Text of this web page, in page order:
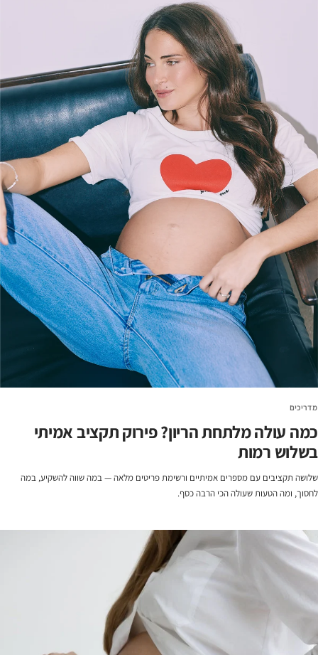
מדריכים
כמה עולה מלתחת הריון? פירוק תקציב אמיתי
בשלוש רמות
שלושה תקציבים עם מספרים אמיתיים ורשימת פריטים מלאה — במה שווה להשקיע, במה
לחסוך, ומה הטעות שעולה הכי הרבה כסף.